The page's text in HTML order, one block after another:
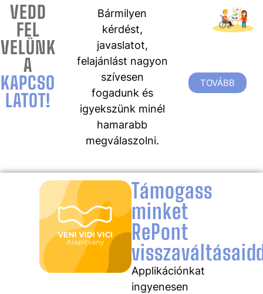
VEDD
FEL
VELÜNK
A
KAPCSO
LATOT!
Bármilyen
kérdést,
javaslatot,
felajánlást nagyon
szívesen
fogadunk és
igyekszünk minél
hamarabb
megválaszolni.
TOVÁBB
Támogass
minket
RePont
Applikációnkat
ingyenesen